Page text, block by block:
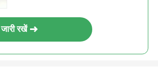
जारी रखें